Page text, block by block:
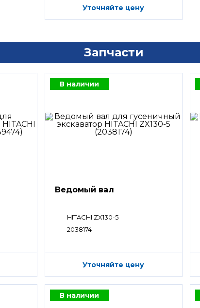
Уточняйте цену
Запчасти
В наличии
Ведомый вал
HITACHI ZX130-5
2038174
Уточняйте цену
В наличии